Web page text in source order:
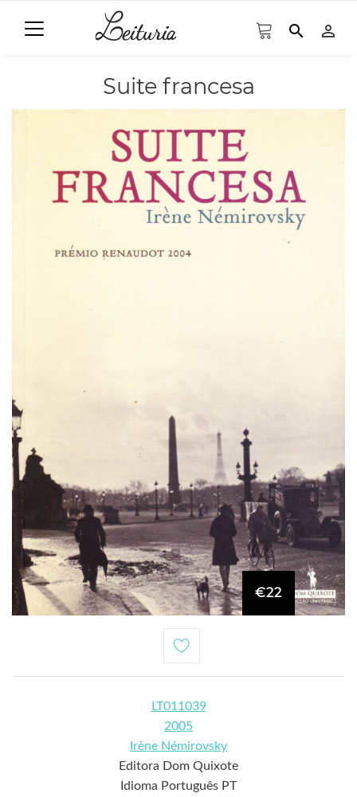
search person_outline
Suite francesa
€22
LT011039
2005
Irène Némirovsky
Editora Dom Quixote
Idioma Português PT